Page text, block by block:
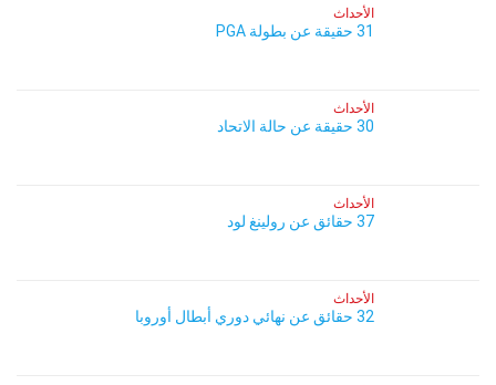
الأحداث
31 حقيقة عن بطولة PGA
الأحداث
30 حقيقة عن حالة الاتحاد
الأحداث
37 حقائق عن رولينغ لود
الأحداث
32 حقائق عن نهائي دوري أبطال أوروبا